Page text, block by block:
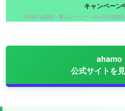
キャンペーン
（SIMのみ契約・要エントリー・5ヶ月分割進
ahamo
公式サイトを